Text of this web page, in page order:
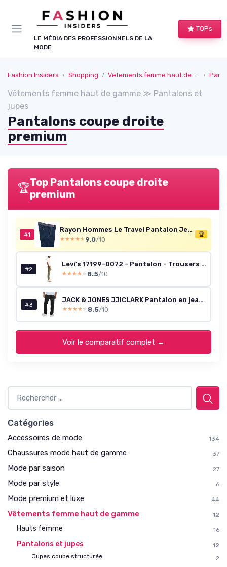
LE MÉDIA DES PROFESSIONNELS DE LA
MODE
TOPs
Fashion Insiders Shopping Vêtements femme haut de gamme
Vêtements femme haut de gamme ≫ Pantalons et
jupes
Pantalons coupe droite
premium
🏆Top Pantalons coupe droite
premium
#1
Rayon Hommes Le Travel Pantalon Jeans pour Homme Extensible Disponible en Grande Taille Coloris Bleu Coupe Droite Regular Ceinture Élastiquée Côté Livré avec Ceinture Attention Taille FRANÇAISE Bleu 64
★★★★★
★★★★★ 9.0/10
🏆
#2
Levi's 17199-0072 - Pantalon - Trousers - Homme 33W / 32L Bunker Olive Shady Gd B
★★★★★
★★★★★ 8.5/10
#3
JACK & JONES JJICLARK Pantalon en jean stretch long pour homme Coupe droite Bleu Noir Taille 30 31 32 33 34 36 38 33W / 30L Noir (Cb 137)
★★★★★
★★★★★ 8.5/10
Voir le comparatif complet →
Catégories
Accessoires de mode 134
Chaussures mode haut de gamme 37
Mode par saison 27
Mode par style 6
Mode premium et luxe 44
Vêtements femme haut de gamme 12
Hauts femme 16
Pantalons et jupes
12
Jupes coupe structurée
2